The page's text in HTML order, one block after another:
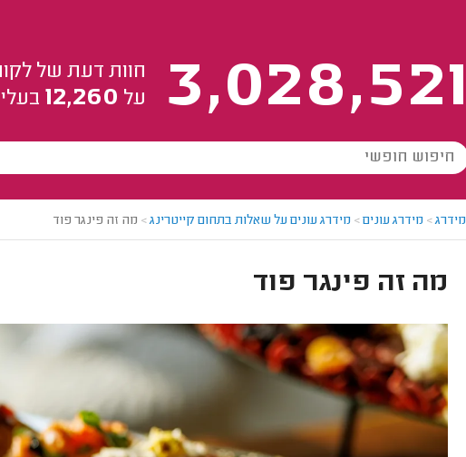
3,028,521
חוות דעת של
על 12,260
מידרג> מידרג עונים> מידרג עונים על שאלות בתחום קייטרינג> מה זה פינגר פוד
מה זה פינגר פוד